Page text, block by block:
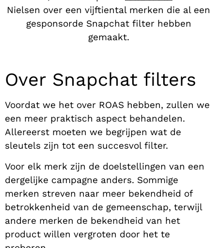
Nielsen over een vijftiental merken die al een
gesponsorde Snapchat filter hebben
gemaakt.
Over Snapchat filters
Voordat we het over ROAS hebben, zullen we
een meer praktisch aspect behandelen.
Allereerst moeten we begrijpen wat de
sleutels zijn tot een succesvol filter.
Voor elk merk zijn de doelstellingen van een
dergelijke campagne anders. Sommige
merken streven naar meer bekendheid of
betrokkenheid van de gemeenschap, terwijl
andere merken de bekendheid van het
product willen vergroten door het te